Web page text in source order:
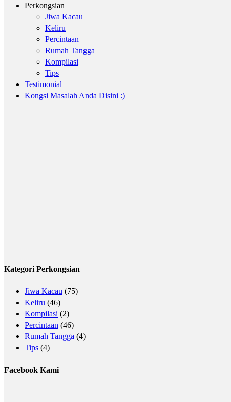
Perkongsian
Jiwa Kacau
Keliru
Percintaan
Rumah Tangga
Kompilasi
Tips
Testimonial
Kongsi Masalah Anda Disini :)
Kategori Perkongsian
Jiwa Kacau (75)
Keliru (46)
Kompilasi (2)
Percintaan (46)
Rumah Tangga (4)
Tips (4)
Facebook Kami